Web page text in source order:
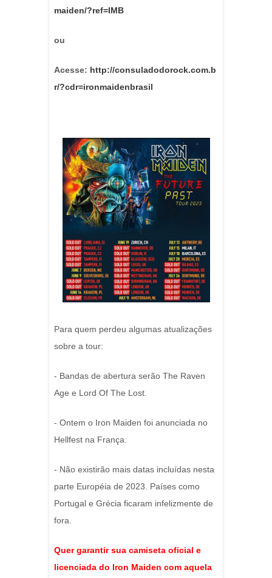
maiden/?ref=IMB
ou
Acesse: http://consuladodorock.com.b
r/?cdr=ironmaidenbrasil
Para quem perdeu algumas atualizações
sobre a tour:
- Bandas de abertura serão The Raven
Age e Lord Of The Lost.
- Ontem o Iron Maiden foi anunciada no
Hellfest na França.
- Não existirão mais datas incluídas nesta
parte Européia de 2023. Países como
Portugal e Grécia ficaram infelizmente de
fora.
Quer garantir sua camiseta oficial e
licenciada do Iron Maiden com aquela